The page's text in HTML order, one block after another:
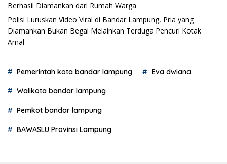
Berhasil Diamankan dari Rumah Warga
Polisi Luruskan Video Viral di Bandar Lampung, Pria yang
Diamankan Bukan Begal Melainkan Terduga Pencuri Kotak
Amal
Pemerintah kota bandar lampung Eva dwiana
Walikota bandar lampung
Pemkot bandar lampung
BAWASLU Provinsi Lampung